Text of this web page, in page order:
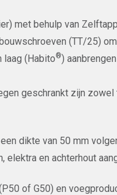
met behulp van
(TT/25)
laag (Habito®)
geschrankt zijn zowel
dikte van 50 mm
en achterhout
of G50) en